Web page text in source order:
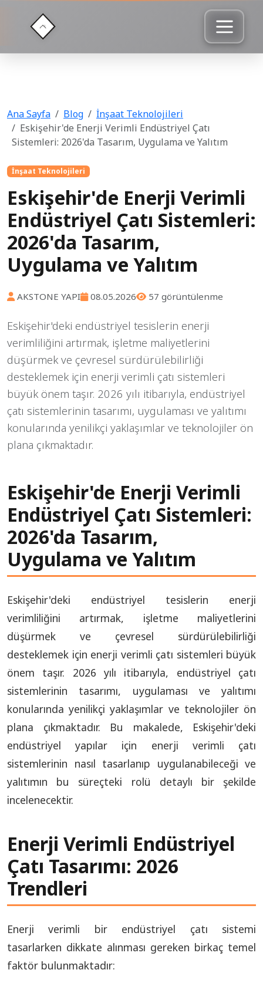
Ana Sayfa Blog
İnşaat Teknolojileri
Eskişehir'de Enerji Verimli Endüstriyel Çatı
Sistemleri: 2026'da Tasarım, Uygulama ve Yalıtım
İnşaat Teknolojileri
Eskişehir'de Enerji Verimli
Endüstriyel Çatı Sistemleri:
2026'da Tasarım,
Uygulama ve Yalıtım
AKSTONE YAPI 08.05.2026 57 görüntülenme
Eskişehir'deki endüstriyel tesislerin enerji
verimliliğini artırmak, işletme maliyetlerini
düşürmek ve çevresel sürdürülebilirliği
desteklemek için enerji verimli çatı sistemleri
büyük önem taşır. 2026 yılı itibarıyla, endüstriyel
çatı sistemlerinin tasarımı, uygulaması ve yalıtımı
konularında yenilikçi yaklaşımlar ve teknolojiler ön
plana çıkmaktadır.
Eskişehir'de Enerji Verimli
Endüstriyel Çatı Sistemleri:
2026'da Tasarım,
Uygulama ve Yalıtım
Eskişehir'deki endüstriyel tesislerin enerji
verimliliğini artırmak, işletme maliyetlerini
düşürmek ve çevresel sürdürülebilirliği
desteklemek için enerji verimli çatı sistemleri büyük
önem taşır. 2026 yılı itibarıyla, endüstriyel çatı
sistemlerinin tasarımı, uygulaması ve yalıtımı
konularında yenilikçi yaklaşımlar ve teknolojiler ön
plana çıkmaktadır. Bu makalede, Eskişehir'deki
endüstriyel yapılar için enerji verimli çatı
sistemlerinin nasıl tasarlanıp uygulanabileceği ve
yalıtımın bu süreçteki rolü detaylı bir şekilde
incelenecektir.
Enerji Verimli Endüstriyel
Çatı Tasarımı: 2026
Trendleri
Enerji verimli bir endüstriyel çatı sistemi
tasarlarken dikkate alınması gereken birkaç temel
faktör bulunmaktadır: